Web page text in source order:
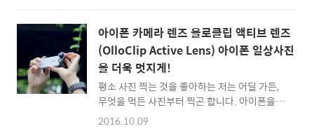
해보러 바로가기 ::사진이나 이미지 등 배경을
투명하게 만들고 싶은 이미지가 생겼다면, 위에
사이..
비교하면 좋을 것 같아 기록을 남겨 봅니다. 참
고로 주간 사진은 어떤 스마트폰 카메라로 촬영
해도 잘 나오고, 화질을 논하기 어렵기 때문에...
빛이 적은 야간에 저조도 사진을 비교하려고 2
장의 사진을 촬영해보았습니다. 사진은 무보정
이며, 촬영 시 별도의 설정 없이 디폴트 환경에
서 자동촬영만 하였습니다. 또한 업로드를 위해
1/2 정도 해당되는 2000px로 라사이즈만 하였
아이폰 카메라 렌즈 올로클립 액티브 렌즈
(OlloClip Active Lens) 아이폰 일상사진
을 더욱 멋지게!
평소 사진 찍는 것을 좋아하는 저는 어딜 가든,
무엇을 먹든 사진부터 찍곤 합니다. 아이폰을 사
용하고 난 이후부터는 더욱 심해졌는데요 ^^;
2016.10.09